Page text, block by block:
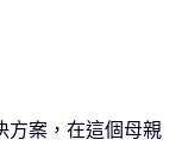
方案，在這個母親